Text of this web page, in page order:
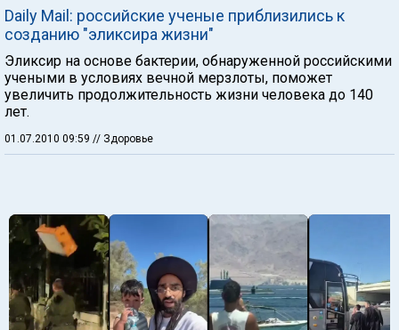
Daily Mail: российские ученые приблизились к
созданию "эликсира жизни"
Эликсир на основе бактерии, обнаруженной российскими
учеными в условиях вечной мерзлоты, поможет
увеличить продолжительность жизни человека до 140
лет.
01.07.2010 09:59 // Здоровье